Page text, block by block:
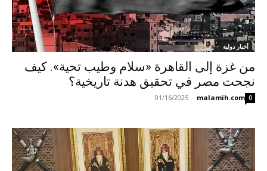
أخبار دولية
من غزة إلى القاهرة «سلام وطيب تحية». كيف
نجحت مصر في تحقيق هدنة تاريخية؟
malamih.com
-
01/16/2025 0